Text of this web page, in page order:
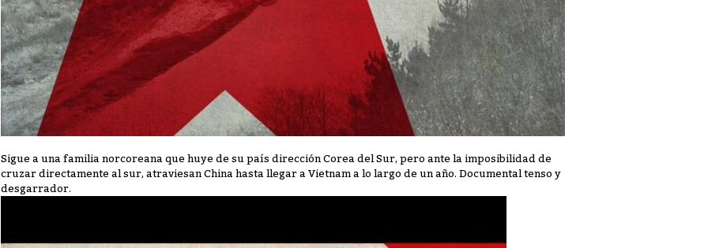
Sigue a una familia norcoreana que huye de su país dirección Corea del Sur, pero ante la imposibilidad de
cruzar directamente al sur, atraviesan China hasta llegar a Vietnam a lo largo de un año. Documental tenso y
desgarrador.